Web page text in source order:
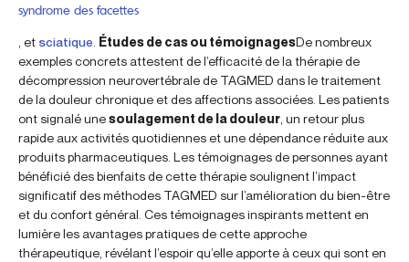
syndrome des facettes
, et sciatique Études de cas ou témoignagesDe nombreux
exemples concrets attestent de l’efficacité de la thérapie de
décompression neurovertébrale de TAGMED dans le traitement
de la douleur chronique et des affections associées. Les patients
ont signalé unesoulagement de la douleur , un retour plus
rapide aux activités quotidiennes et une dépendance réduite aux
produits pharmaceutiques. Les témoignages de personnes ayant
bénéficié des bienfaits de cette thérapie soulignent l’impact
significatif des méthodes TAGMED sur l’amélioration du bien-être
et du confort général. Ces témoignages inspirants mettent en
lumière les avantages pratiques de cette approche
thérapeutique, révélant l’espoir qu’elle apporte à ceux qui sont en